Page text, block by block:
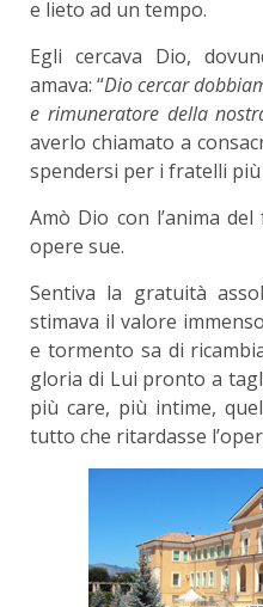
e lieto ad un tempo.
Egli cercava Dio,
amava: “Dio cercar
e rimuneratore della
averlo chiamato a
spendersi per i fratelli
Amò Dio con l’anima
opere sue.
Sentiva la gratuità
stimava il valore
e tormento sa di
gloria di Lui pronto a
più care, più intime,
tutto che ritardasse